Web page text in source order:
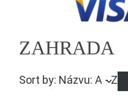
ZAHRADA
Sort by: Názvu: A - Z